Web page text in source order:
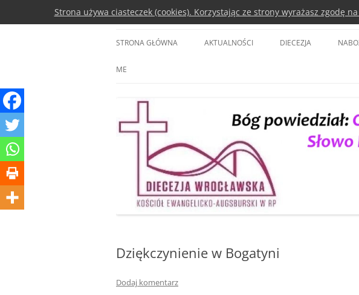
do
treści
Diecezja Wrocławska
STRONA GŁÓWNA AKTUALNOŚCI DIECEZJA
SYNOD DIECEZJI
RADA DIECEZJALNA
DUCHOWNI
ME
Dziękczynienie w Bogatyni
Dodaj komentarz
Strona używa ciasteczek (cookies). Korzystając ze strony wyrażasz zgodę